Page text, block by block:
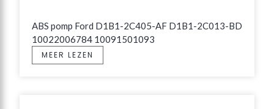
ABS pomp Ford D1B1-2C405-AF D1B1-2C013-BD
10022006784 10091501093
MEER LEZEN